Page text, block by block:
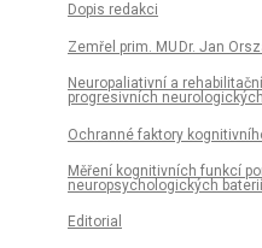
Dopis redakci
Zemřel prim. MU Dr. Jan
Neuropaliativní a
progresivních
Ochranné faktory
Měření kognitivních funkcí
neuropsychologických baterií
Editorial